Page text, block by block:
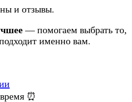
и отзывы.
— помогаем выбрать то,
именно вам.
⏰